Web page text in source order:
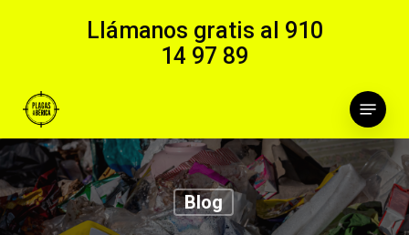
content
Llámanos gratis al 910
14 97 89
Menu
Blog